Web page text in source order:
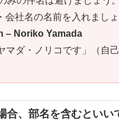
会社名の名前を入れましょ
– Noriko Yamada
マダ・ノリコです」（自
合、部名を含むといい